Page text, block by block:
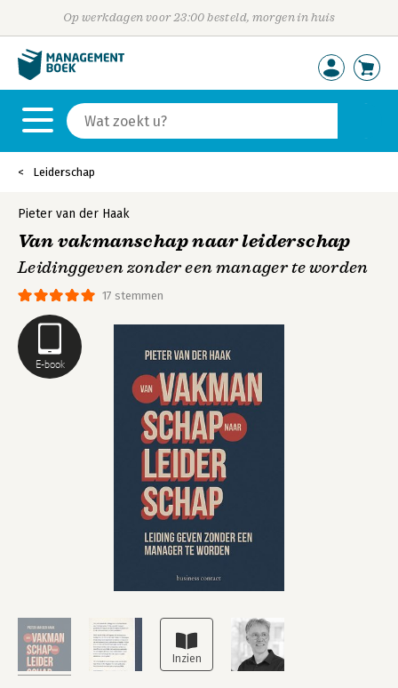
Op werkdagen voor 23:00 besteld, morgen in huis
Leiderschap
E-book
17 stemmen
Pieter van der Haak
Van vakmanschap naar leiderschap
Leidinggeven zonder een manager te worden